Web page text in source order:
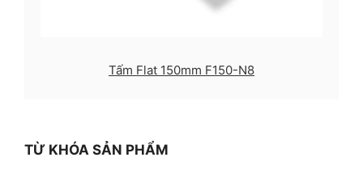
Tấm Flat 150mm F150-N8
TỪ KHÓA SẢN PHẨM